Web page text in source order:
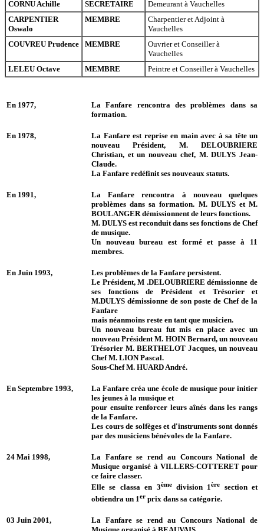
CORNU Achille
SECRETAIRE
Demeurant à Vauchelles
CARPENTIER
Oswalo
MEMBRE
Charpentier et Adjoint à
Vauchelles
COUVREU Prudence
MEMBRE
Ouvrier et Conseiller à
Vauchelles
LELEU Octave
MEMBRE Peintre et Conseiller à Vauchelles
En 1977,
La Fanfare rencontra des problèmes dans sa
formation.
En 1978,
La Fanfare est reprise en main avec à sa tête un
nouveau Président, M. DELOUBRIERE
Christian, et un nouveau chef, M. DULYS Jean-
Claude.
La Fanfare redéfinit ses nouveaux statuts.
En 1991,
La Fanfare rencontra à nouveau quelques
problèmes dans sa formation. M. DULYS et M.
BOULANGER démissionnent de leurs fonctions.
M. DULYS est reconduit dans ses fonctions de Chef
de musique.
Un nouveau bureau est formé et passe à 11
membres.
En Juin 1993,
Les problèmes de la Fanfare persistent.
Le Président, M .DELOUBRIERE démissionne de
ses fonctions de Président et Trésorier et
M.DULYS démissionne de son poste de Chef de la
Fanfare
mais néanmoins reste en tant que musicien.
Un nouveau bureau fut mis en place avec un
nouveau Président M. HOIN Bernard, un nouveau
Trésorier M. BERTHELOT Jacques, un nouveau
Chef M. LION Pascal.
Sous-Chef M. HUARD André.
En Septembre 1993,
La Fanfare créa une école de musique pour initier
les jeunes à la musique et
pour ensuite renforcer leurs aînés dans les rangs
de la Fanfare.
Les cours de solfèges et d'instruments sont donnés
par des musiciens bénévoles de la Fanfare.
24 Mai 1998,
La Fanfare se rend au Concours National de
Musique organisé à VILLERS-COTTERET pour
ce faire classer.
Elle se classa en 3èmedivision 1ère
section et
obtiendra un 1er prix dans sa catégorie.
03 Juin 2001,
La Fanfare se rend au Concours National de